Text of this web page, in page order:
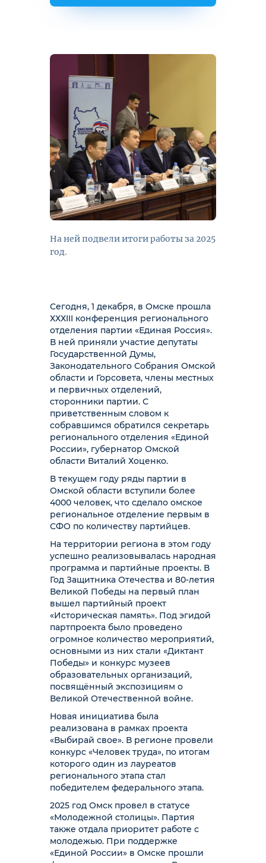
На ней подвели итоги работы за 2025
год.
Сегодня, 1 декабря, в Омске прошла
ХХХIII конференция регионального
отделения партии «Единая Россия».
В ней приняли участие депутаты
Государственной Думы,
Законодательного Собрания Омской
области и Горсовета, члены местных
и первичных отделений,
сторонники партии. С
приветственным словом к
собравшимся обратился секретарь
регионального отделения «Единой
России», губернатор Омской
области Виталий Хоценко.
В текущем году ряды партии в
Омской области вступили более
4000 человек, что сделало омское
региональное отделение первым в
СФО по количеству партийцев.
На территории региона в этом году
успешно реализовывалась народная
программа и партийные проекты. В
Год Защитника Отечества и 80-летия
Великой Победы на первый план
вышел партийный проект
«Историческая память». Под эгидой
партпроекта было проведено
огромное количество мероприятий,
основными из них стали «Диктант
Победы» и конкурс музеев
образовательных организаций,
посвящённый экспозициям о
Великой Отечественной войне.
Новая инициатива была
реализована в рамках проекта
«Выбирай свое». В регионе провели
конкурс «Человек труда», по итогам
которого один из лауреатов
регионального этапа стал
победителем федерального этапа.
2025 год Омск провел в статусе
«Молодежной столицы». Партия
также отдала приоритет работе с
молодежью. При поддержке
«Единой России» в Омске прошли